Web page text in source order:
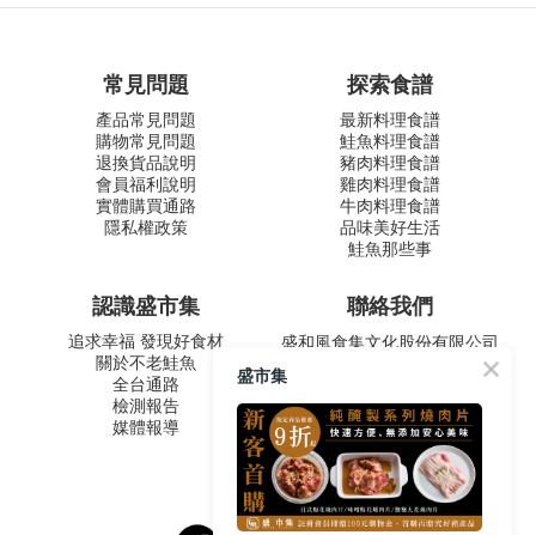
常見問題
產品常見問題
購物常見問題
退換貨品說明
會員福利說明
實體購買通路
隱私權政策
探索食譜
最新料理食譜
鮭魚料理食譜
豬肉料理食譜
雞肉料理食譜
牛肉料理食譜
品味美好生活
鮭魚那些事
認識盛市集
追求幸福 發現好食材
關於不老鮭魚
全台通路
檢測報告
媒體報導
聯絡我們
盛和風食集文化股份有限公司
周一至五 9:00-12:30 ∣ 13:30-
17:30
客服專線：02-2795-5800
台北市內湖區南京東路六段
487號9F
盛市集